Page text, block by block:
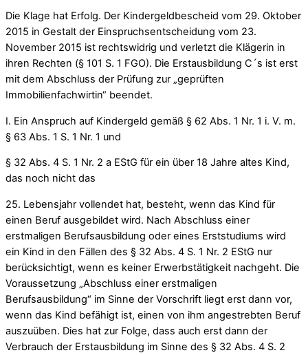
Die Klage hat Erfolg. Der Kindergeldbescheid vom 29. Oktober
2015 in Gestalt der Einspruchsentscheidung vom 23.
November 2015 ist rechtswidrig und verletzt die Klägerin in
ihren Rechten (§ 101 S. 1 FGO). Die Erstausbildung C´s ist erst
mit dem Abschluss der Prüfung zur „geprüften
Immobilienfachwirtin“ beendet.
I. Ein Anspruch auf Kindergeld gemäß § 62 Abs. 1 Nr. 1 i. V. m.
§ 63 Abs. 1 S. 1 Nr. 1 und
§ 32 Abs. 4 S. 1 Nr. 2 a EStG für ein über 18 Jahre altes Kind,
das noch nicht das
25. Lebensjahr vollendet hat, besteht, wenn das Kind für
einen Beruf ausgebildet wird. Nach Abschluss einer
erstmaligen Berufsausbildung oder eines Erststudiums wird
ein Kind in den Fällen des § 32 Abs. 4 S. 1 Nr. 2 EStG nur
berücksichtigt, wenn es keiner Erwerbstätigkeit nachgeht. Die
Voraussetzung „Abschluss einer erstmaligen
Berufsausbildung“ im Sinne der Vorschrift liegt erst dann vor,
wenn das Kind befähigt ist, einen von ihm angestrebten Beruf
auszuüben. Dies hat zur Folge, dass auch erst dann der
Verbrauch der Erstausbildung im Sinne des § 32 Abs. 4 S. 2